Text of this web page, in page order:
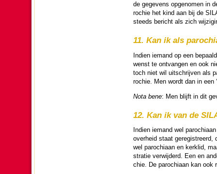
de gegevens opgeno­men in
ro­chie het kind aan bij de
steeds bericht als zich
11. Kan ik als
Indien iemand op een
wenst te ont­van­gen en ook
toch niet wil uit­schrij­ven als
ro­chie. Men wordt dan in een
Nota bene: Men blijft in dit
12. Kan ik van de
Indien iemand wel
over­heid staat geregistreerd,
wel pa­ro­chi­aan en kerklid,
stra­tie verwij­derd. Een en
chie. De pa­ro­chi­aan kan ook